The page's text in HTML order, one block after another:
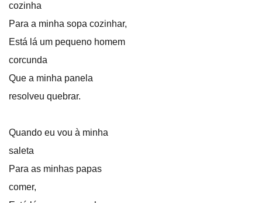
cozinha
Para a minha sopa cozinhar,
Está lá um pequeno homem
corcunda
Que a minha panela
resolveu quebrar.
Quando eu vou à minha
saleta
Para as minhas papas
comer,